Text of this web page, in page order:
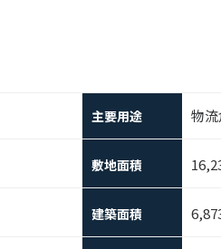
主要用途 物
敷地面積
建築面積